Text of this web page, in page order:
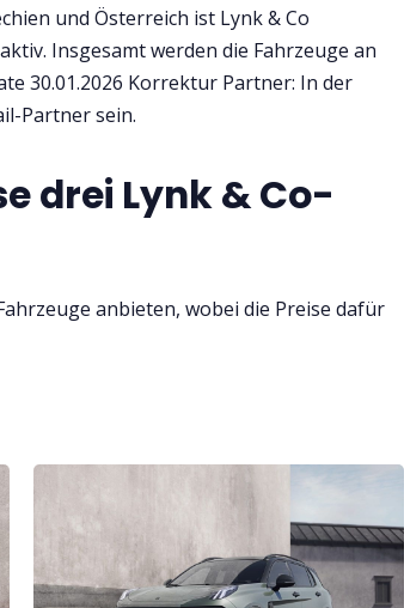
und Österreich ist Lynk & Co
Insgesamt werden die Fahrzeuge an
30.01.2026 Korrektur Partner: In der
Partner sein.
drei Lynk & Co-
anbieten, wobei die Preise dafür